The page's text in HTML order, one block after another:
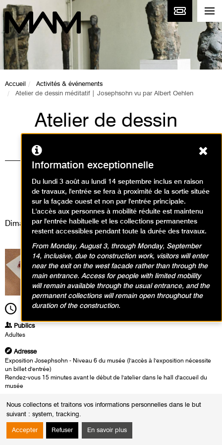
Nous collectons et traitons vos informations personnelles dans le but
suivant : system, tracking.
Accepter Refuser En savoir plus
Accueil
Activités & événements
Atelier de dessin méditatif | Josephsohn vu par Albert Oehlen
Atelier de dessin
méditatif |
Josephsohn vu par
Albert Oehlen
Ateliers, Événement
Dimanche 12 janvier 2025
10h30 Durée2h00
Publics
Adultes
Adresse
Exposition Josephsohn - Niveau 6 du musée (l'accès à l'exposition nécessite
un billet d'entrée)
Rendez-vous 15 minutes avant le début de l'atelier dans le hall d'accueil du
musée
Heures
Du :
Dimanche 17 novembre 2024
Le :
Dimanche 12 janvier 2025 de 10h30 à 12h30
Information exceptionnelle
Du lundi 3 août au lundi 14 septembre inclus en raison
de travaux, l'entrée se fera à proximité de la sortie située
sur la façade ouest et non par l'entrée principale.
L'accès aux personnes à mobilité réduite est maintenu
par l'entrée habituelle et les collections permanentes
restent accessibles pendant toute la durée des travaux.
From Monday, August 3, through Monday, September
14, inclusive, due to construction work, visitors will enter
near the exit on the west facade rather than through the
main entrance. Access for people with limited mobility
will remain available through the usual entrance, and the
permanent collections will remain open throughout the
duration of the construction.